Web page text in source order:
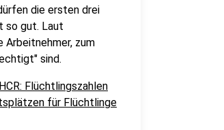
die ersten drei
so gut. Laut
zum
sind.
Flüchtlingszahlen
für Flüchtlinge